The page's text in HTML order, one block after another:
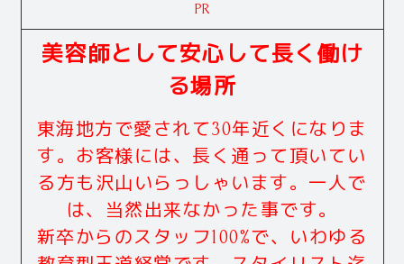
PR
美容師として安心して長く働け
る場所
東海地方で愛されて30年近くになりま
す。お客様には、長く通って頂いてい
る方も沢山いらっしゃいます。一人で
は、当然出来なかった事です。
新卒からのスタッフ100%で、いわゆる